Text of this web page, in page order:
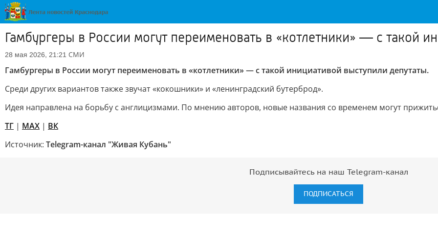
Гамбургеры в России могут переименовать в «котлетники» — с такой
28 мая 2026, 21:21 СМИ
Гамбургеры в России могут переименовать в «котлетники» — с такой инициативой выступили депутаты.
Среди других вариантов также звучат «кокошники» и «ленинградский бутерброд».
Идея направлена на борьбу с англицизмами. По мнению авторов, новые названия со временем могут
TГ | MAX | ВК
Источник: Telegram-канал "Живая Кубань"
Подписывайтесь на наш Telegram-канал
ПОДПИСАТЬСЯ